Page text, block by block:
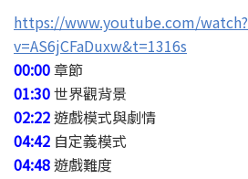
https://www.youtube.com/watch?
v=AS6jCFaDuxw&t=1316s
00:00章節
01:30世界觀背景
02:22遊戲模式與劇情
04:42 自定義模式
04:48遊戲難度